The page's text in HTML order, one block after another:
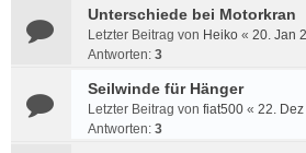
Unterschiede bei Motorkran
Letzter Beitrag von Heiko « 20. Jan
Antworten: 3
Seilwinde für Hänger
Letzter Beitrag von fiat500 « 22.
Antworten: 3